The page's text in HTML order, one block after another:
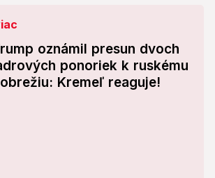
oznámil presun dvoch
ponoriek k ruskému
Kremeľ reaguje!